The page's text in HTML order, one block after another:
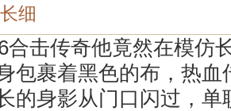
细
合击传奇他竟然在模仿
包裹着黑色的布，热血
的身影从门口闪过，单